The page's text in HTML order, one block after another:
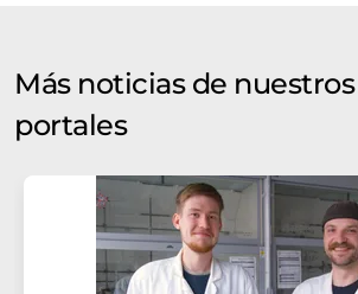
Más noticias de
portales